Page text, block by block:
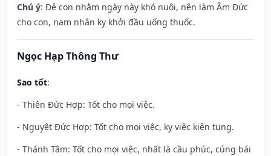
Chú ý: Đẻ con nhằm ngày này khó nuôi, nên làm Âm Đức
cho con, nam nhân kỵ khởi đầu uống thuốc.
Ngọc Hạp Thông Thư
Sao tốt:
- Thiên Đức Hợp: Tốt cho mọi việc.
- Nguyệt Đức Hợp: Tốt cho mọi việc, kỵ việc kiện tụng.
- Thánh Tâm: Tốt cho mọi việc, nhất là cầu phúc, cúng bái